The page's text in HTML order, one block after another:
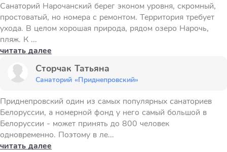
Санаторий Нарочанский берег эконом уровня, скромный,
простоватый, но номера с ремонтом. Территория требует
ухода. В целом хорошая природа, рядом озеро Нарочь,
пляж. К ...
читать далее
Сторчак Татьяна
Санаторий «Приднепровский»
Приднепровский один из самых популярных санаториев
Белоруссии, а номерной фонд у него самый большой в
Белоруссии - может принять до 800 человек
одновременно. Поэтому в ле...
читать далее